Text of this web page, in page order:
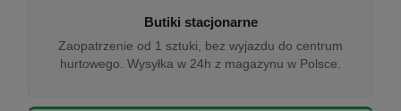
Butiki stacjonarne
Zaopatrzenie od 1 sztuki, bez wyjazdu do centrum
hurtowego. Wysyłka w 24h z magazynu w Polsce.